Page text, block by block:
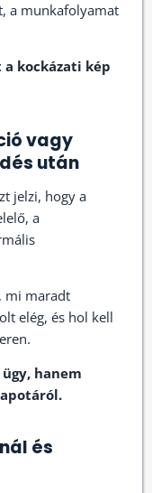
a munkafolyamat
kockázati kép
vagy
után
jelzi, hogy a
a
mi maradt
elég, és hol kell
hanem
és